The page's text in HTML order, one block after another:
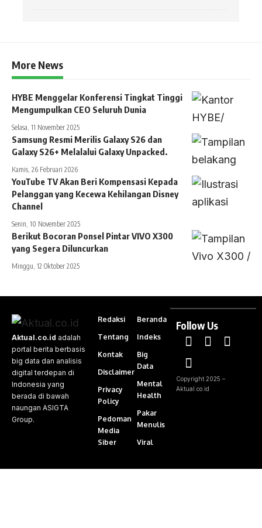
More News
HYBE Menggelar Konferensi Tingkat Tinggi
Mengumpulkan CEO Seluruh Dunia
Selasa, 11 November 2025
Samsung Resmi Merilis Galaxy S26 dan
Galaxy S26+ Melalalui Galaxy Unpacked.
Kamis, 26 Februari 2026
YouTube TV Akan Beri Kompensasi Kepada
Pelanggan yang Kecewa Kehilangan Disney
Channel
Senin, 10 November 2025
Berikut Bocoran Ponsel Pintar VIVO X300
yang Segera Diluncurkan
Minggu, 12 Oktober 2025
Aktual.co.id adalah
portal berita berbasis
big data dan analisis
digital terdepan di
Indonesia yang
berada di bawah
naungan ASIGTA
Group.
Redaksi
Tentang
Kontak
Disclaimer
Privacy
Policy
Pedoman
Media
Siber
Beranda
Indeks
Big
Data
Mental
Health
Pakar
Menulis
Viral
Follow Us
Copyright 2025 –
Aktual.co.id